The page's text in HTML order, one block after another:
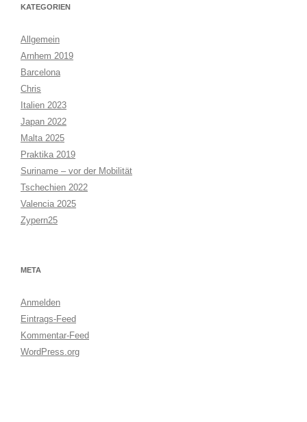
KATEGORIEN
Allgemein
Arnhem 2019
Barcelona
Chris
Italien 2023
Japan 2022
Malta 2025
Praktika 2019
Suriname – vor der Mobilität
Tschechien 2022
Valencia 2025
Zypern25
META
Anmelden
Eintrags-Feed
Kommentar-Feed
WordPress.org